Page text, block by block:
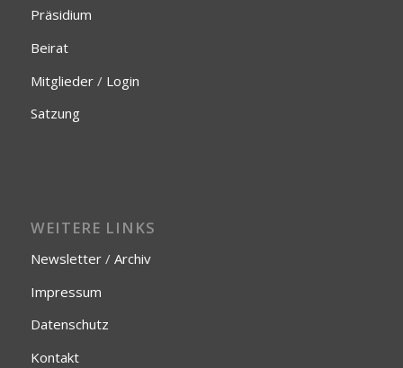
Präsidium
Beirat
Mitglieder/ Login
Satzung
WEITERE LINKS
Newsletter/ Archiv
Impressum
Datenschutz
Kontakt